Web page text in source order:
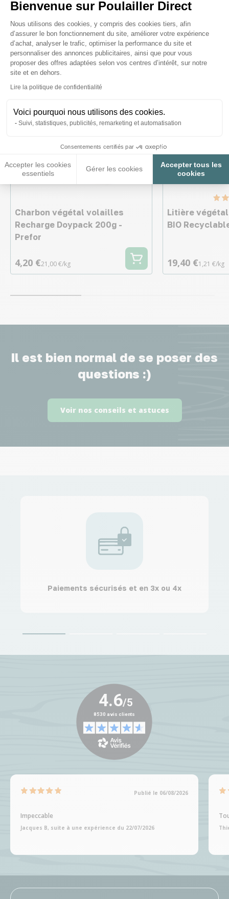
Bienvenue sur Poulailler Direct
Plateforme de Gestion du
Nous utilisons des cookies, y compris des cookies tiers, afin
d’assurer le bon fonctionnement du site, améliorer votre expérience
d’achat, analyser le trafic, optimiser la performance du site et
personnaliser des annonces publicitaires, ainsi que pour vous
proposer des offres adaptées selon vos centres d’intérêt, sur notre
site et en dehors.
Lire la politique de confidentialité
Voici pourquoi nous utilisons des cookies.
Suivi, statistiques, publicités, remarketing et automatisation
Consentements certifiés par
Accepter les cookies
essentiels
Gérer les cookies
Accepter tous les
cookies
Axeptio consent
Charbon végétal volailles
Recharge Doypack 200g -
Prefor
4,20 €21,00 €/kg
Made in France
Litière
BIO
19,40 €1,21 €/kg
Il est bien normal de se poser des
questions :)
Voir nos conseils et astuces
Paiements sécurisés et en 3x ou 4x
Publié le 06/08/2026
Impeccable
Jacques B, suite à une expérience du 22/07/2026